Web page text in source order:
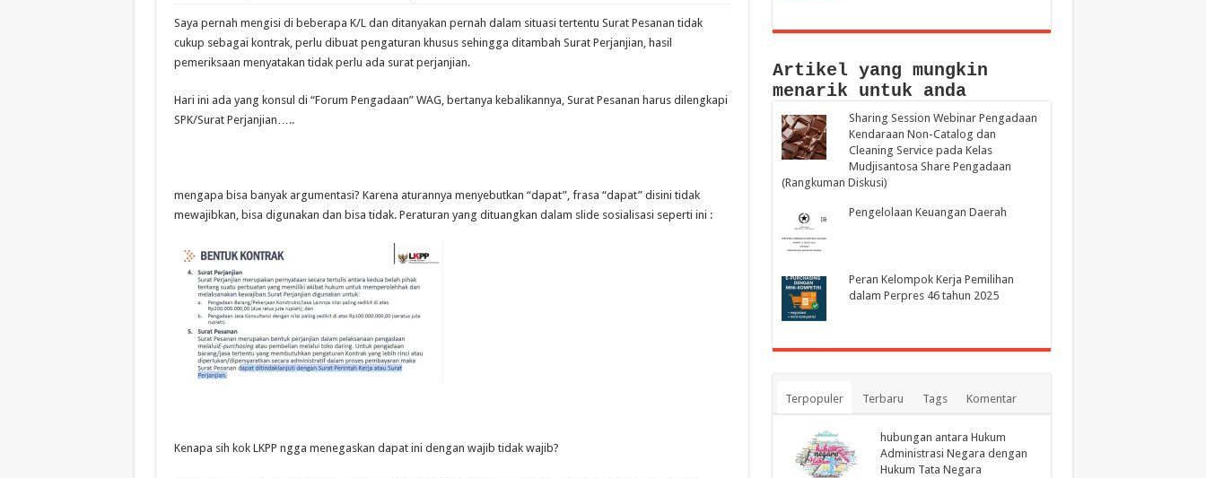
Saya pernah mengisi di beberapa K/L dan ditanyakan pernah dalam situasi tertentu Surat Pesanan tidak
cukup sebagai kontrak, perlu dibuat pengaturan khusus sehingga ditambah Surat Perjanjian, hasil
pemeriksaan menyatakan tidak perlu ada surat perjanjian.
Hari ini ada yang konsul di “Forum Pengadaan” WAG, bertanya kebalikannya, Surat Pesanan harus dilengkapi
SPK/Surat Perjanjian…..
mengapa bisa banyak argumentasi? Karena aturannya menyebutkan “dapat”, frasa “dapat” disini tidak
mewajibkan, bisa digunakan dan bisa tidak. Peraturan yang dituangkan dalam slide sosialisasi seperti ini :
Kenapa sih kok LKPP ngga menegaskan dapat ini dengan wajib tidak wajib?
Artikel yang mungkin
menarik untuk anda
Sharing Session Webinar Pengadaan
Kendaraan Non-Catalog dan
Cleaning Service pada Kelas
Mudjisantosa Share Pengadaan
(Rangkuman Diskusi)
Pengelolaan Keuangan Daerah
Peran Kelompok Kerja Pemilihan
dalam Perpres 46 tahun 2025
Terpopuler Terbaru Tags Komentar
hubungan antara Hukum
Administrasi Negara dengan
Hukum Tata Negara